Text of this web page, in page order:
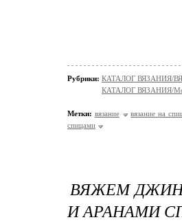
Рубрики: КАТАЛОГ ВЯЗАНИЯ/
КАТАЛОГ ВЯЗАНИЯ/
Метки: вязание
вязание на
спицами
ВЯЖЕМ
И АРАНАМИ